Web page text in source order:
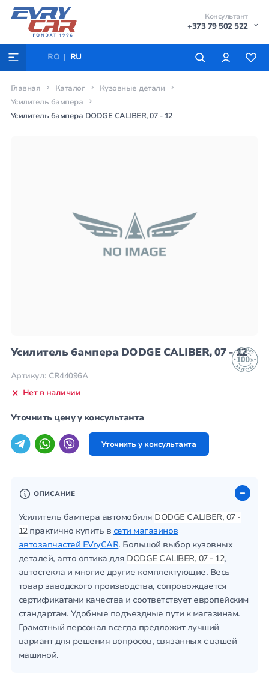
Консультант
+373 79 502 522
RO RU
Главная Каталог
Кузовные детали
Усилитель бампера
Усилитель бампера DODGE CALIBER, 07 - 12
Усилитель бампера DODGE CALIBER, 07 - 12
Артикул: CR44096A
Нет в наличии
Уточнить цену у консультанта
Уточнить у консультанта
ОПИСАНИЕ
Усилитель бампера автомобиля DODGE CALIBER, 07 -
12практично купить в сети магазинов
автозапчастей EVryCAR. Большой выбор кузовных
деталей, авто оптика для DODGE CALIBER, 07 - 12,
автостекла и многие другие комплектующие. Весь
товар заводского производства, сопровождается
сертификатами качества и соответствует европейским
стандартам. Удобные подъездные пути к магазинам.
Грамотный персонал всегда предложит лучший
вариант для решения вопросов, связанных с вашей
машиной.